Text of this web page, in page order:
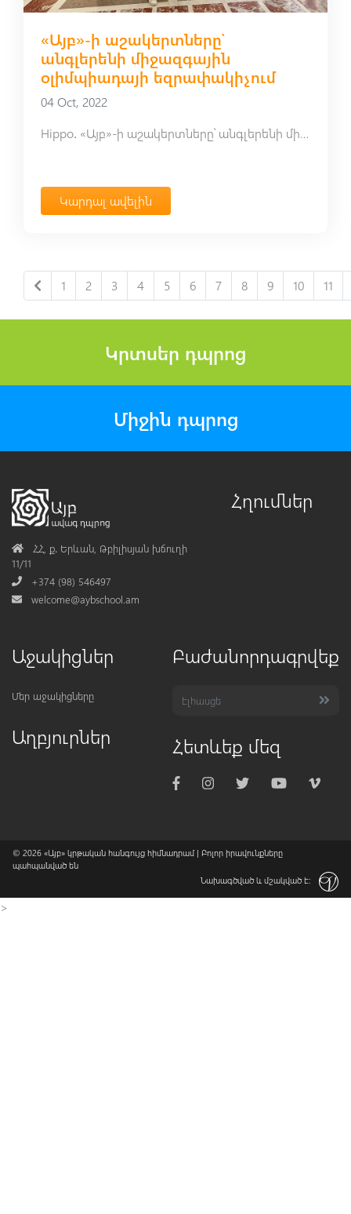
«Այբ»-ի աշակերտները՝
անգլերենի միջազգային
օլիմպիադայի եզրափակիչում
04 Oct, 2022
Hippo․ «Այբ»-ի աշակերտները՝ անգլերենի միջազգային օլիմպիադայի եզրափակիչում
Կարդալ ավելին
1 2 3 4 5 6 7 8 9 10 11
Կրտսեր դպրոց
Միջին դպրոց
AddressՀՀ, ք․ Երևան, Թբիլիսյան խճուղի
11/11
Phone+374 (98) 546497
Mail
welcome@aybschool.am
Հղումներ
Աջակիցներ
Մեր աջակիցները
Աղբյուրներ
Բաժանորդագրվեք
Հետևեք մեզ
© 2026 «Այբ» կրթական հանգույց հիմնադրամ| Բոլոր իրավունքները
պահպանված են
Նախագծված և մշակված է:
>